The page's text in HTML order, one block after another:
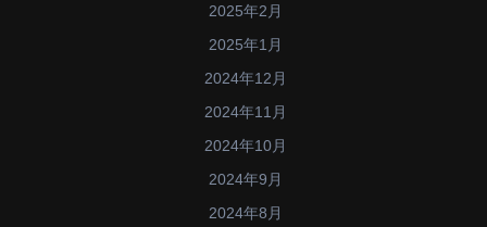
2025年2月
2025年1月
2024年12月
2024年11月
2024年10月
2024年9月
2024年8月